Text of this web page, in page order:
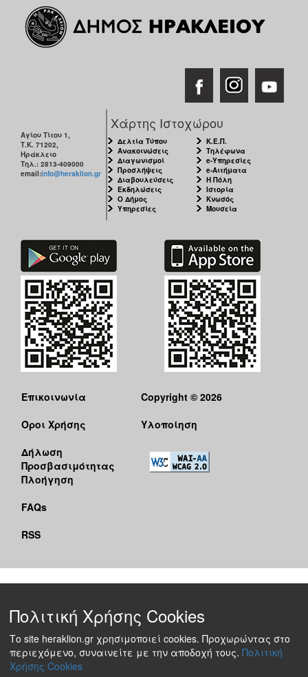
Αγίου Τίτου 1,
Τ.Κ. 71202,
Ηράκλειο
Τηλ.: 2813-409000
email:info@heraklion.gr
Χάρτης Ιστοχώρου
Δελτία Τύπου
Ανακοινώσεις
Διαγωνισμοί
Προσλήψεις
Διαβουλεύσεις
Εκδηλώσεις
Ο Δήμος
Υπηρεσίες
Κ.Ε.Π.
Τηλέφωνα
e-Υπηρεσίες
e-Αιτήματα
Η Πόλη
Ιστορία
Κνωσός
Μουσεία
Επικοινωνία
Όροι Χρήσης
Δήλωση
Προσβασιμότητας
Πλοήγηση
FAQs
RSS
Copyright © 2026
Υλοποίηση
Πολιτική Χρήσης Cookies
Το site heraklion.gr χρησιμοποιεί cookies. Προχωρώντας στο
περιεχόμενο, συναινείτε με την αποδοχή τους. Πολιτική
Χρήσης Cookies